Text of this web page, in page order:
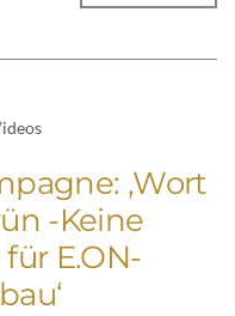
‚Wort
-Keine
E.ON-